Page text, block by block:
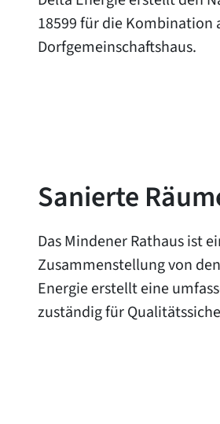
18599 für die Kombination
Dorfgemeinschaftshaus.
Sanierte
Das Mindener Rathaus ist
Zusammenstellung von
Energie erstellt eine
zuständig für